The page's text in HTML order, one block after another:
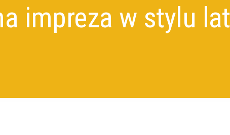
impreza w stylu lat